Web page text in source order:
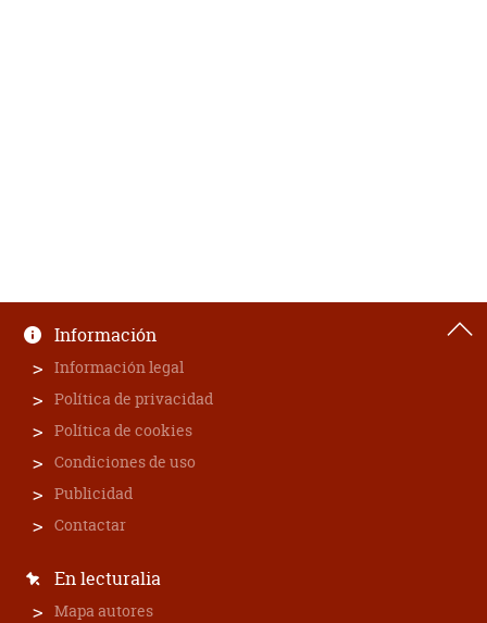
Información
Información legal
Política de privacidad
Política de cookies
Condiciones de uso
Publicidad
Contactar
En lecturalia
Mapa autores